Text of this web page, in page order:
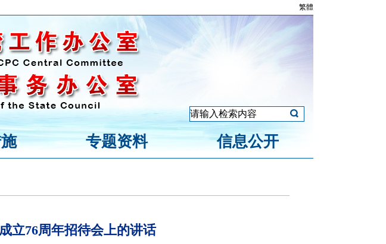
繁體
专题资料 信息公开
立76周年招待会上的讲话